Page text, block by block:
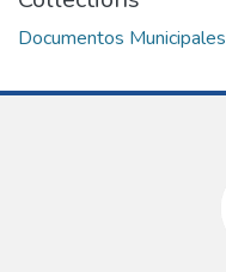
Documentos Municipales